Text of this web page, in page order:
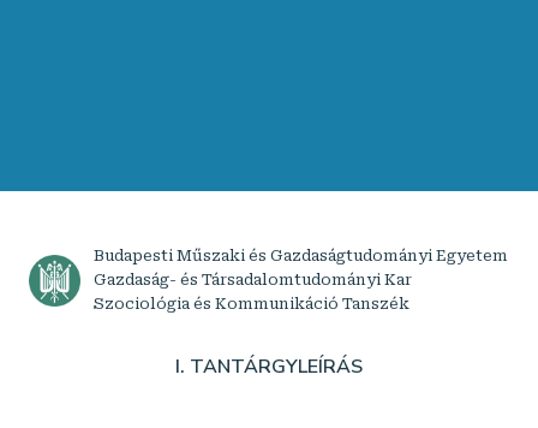
Budapesti Műszaki és Gazdaságtudományi Egyetem
Gazdaság- és Társadalomtudományi Kar
Szociológia és Kommunikáció Tanszék
I. TANTÁRGYLEÍRÁS